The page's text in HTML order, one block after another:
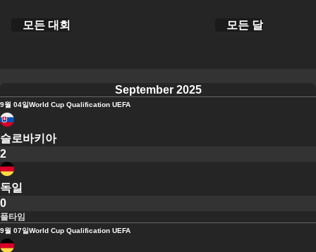
모든 대회 모든 달
September 2025
9월 04일World Cup Qualification UEFA
슬로바키아
2
독일
0
풀타임
9월 07일World Cup Qualification UEFA